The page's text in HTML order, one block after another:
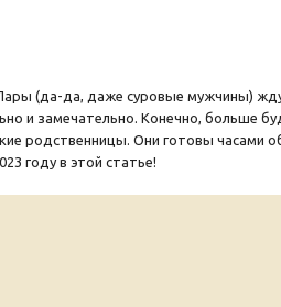
(да-да, даже суровые мужчины)
и замечательно. Конечно, больше
родственницы. Они готовы часами
году в этой статье!